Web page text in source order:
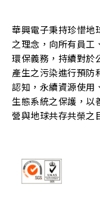
華興電子秉持珍惜地
之理念，向所有員工
環保義務，持續對於
產生之污染進行預防
認知，永續資源使用
生態系統之保護，以
營與地球共存共榮之